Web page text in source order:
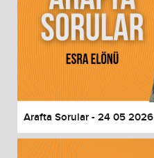
Arafta Sorular - 24 05 2026